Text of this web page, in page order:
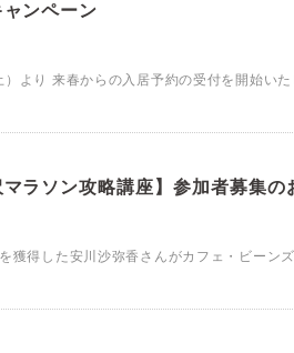
ンペーン
より 来春からの入居予約の受付を開始い
マラソン攻略講座】参加者募集の
獲得した安川沙弥香さんがカフェ・ビーン